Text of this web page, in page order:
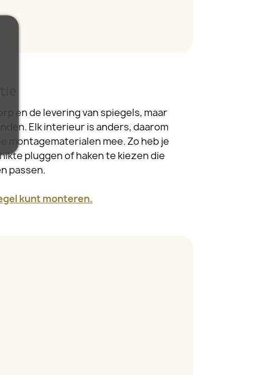
en de levering van spiegels, maar
Elk interieur is anders, daarom
montagematerialen mee. Zo heb je
pluggen of haken te kiezen die
passen.
kunt monteren.